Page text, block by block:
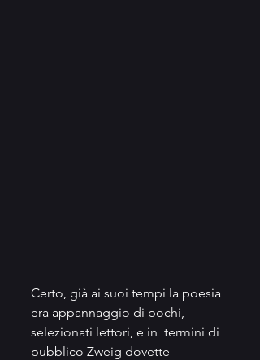
Certo, già ai suoi tempi la poesia
era appannaggio di pochi,
selezionati lettori, e in  termini di
pubblico Zweig dovette